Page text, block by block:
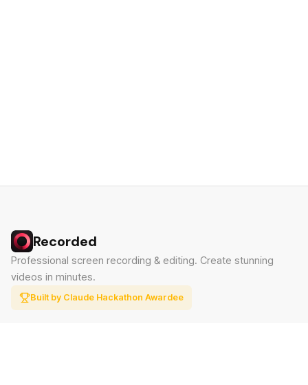
Recorded
Professional screen recording & editing. Create stunning
videos in minutes.
Built by Claude Hackathon Awardee